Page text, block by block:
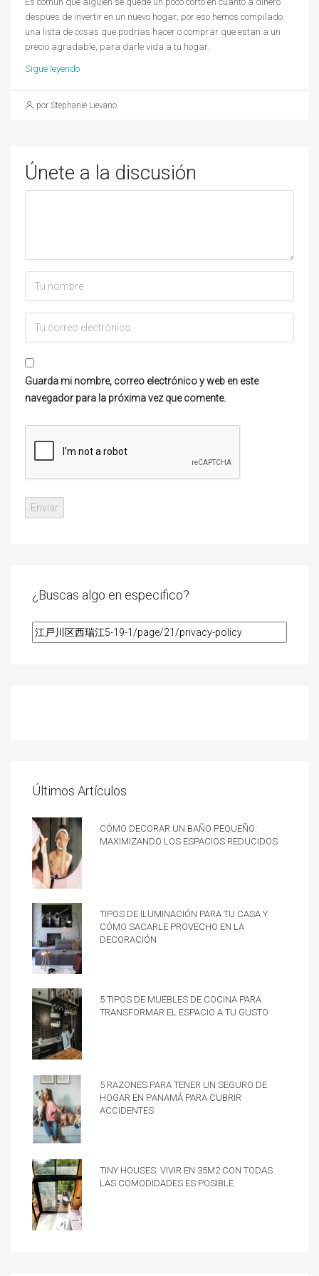
despues de invertir en un nuevo hogar; por eso hemos compilado
una lista de cosas que podrias hacer o comprar que estan a un
precio agradable, para darle vida a tu hogar.
Sigue leyendo
por Stephanie Lievano
Únete a la discusión
Guarda mi nombre, correo electrónico y web en este
navegador para la próxima vez que comente.
¿Buscas algo en especifico?
Últimos Artículos
Cómo decorar un baño pequeño:
Maximizando los espacios reducidos
Tipos de iluminación para tu casa y
cómo sacarle provecho en la
decoración
5 tipos de muebles de cocina para
transformar el espacio a tu gusto
5 razones para tener un Seguro de
hogar en Panamá para cubrir
accidentes
Tiny Houses: vivir en 35m2 con todas
las comodidades es posible